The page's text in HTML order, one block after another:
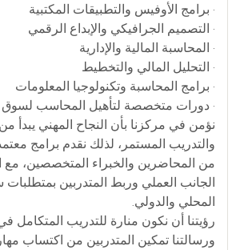
• برامج الأوفيس والتطبيقات المكتبية
• التصميم الجرافيكي والإبداع الرقمي
• المحاسبة المالية والإدارية
• التحليل المالي والتخطيط
• برامج المحاسبة وتكنولوجيا المعلومات
• دورات متخصصة لتأهيل المحاسب لسوق
نؤمن في مركزنا بأن النجاح المهني يبدأ من
والتدريب المستمر، لذلك نقدم برامج
من المحاضرين والخبراء المتخصصين، مع
الجانب العملي وربط المتدربين
المحلي والدولي.
رؤيتنا أن نكون منارة للتدريب المتكامل
ورسالتنا تمكين المتدربين من اكتساب